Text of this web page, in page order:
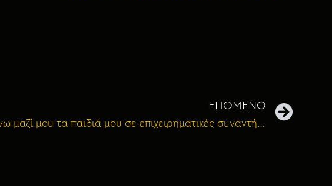
ΕΠΟΜΕΝΟ
098: Να παίρνω μαζί μου τα παιδιά μου σε επιχειρηματικές συναντήσεις;